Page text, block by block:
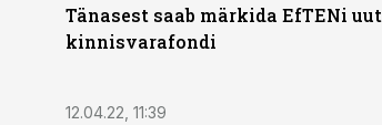
Tänasest saab märkida EfTENi uut
kinnisvarafondi
12.04.22, 11:39